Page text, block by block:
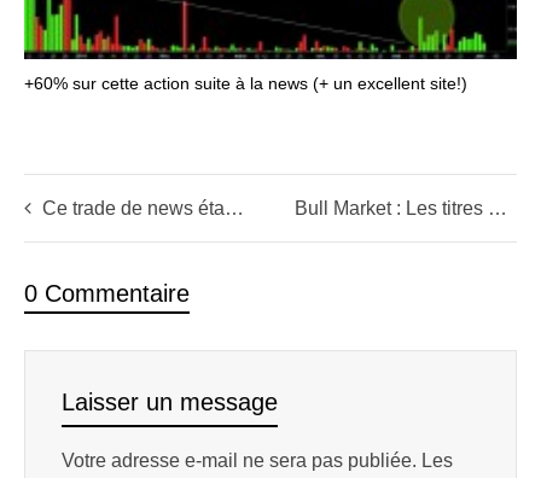
+60% sur cette action suite à la news (+ un excellent site!)
Ce trade de news était un cas d’école… et maintenant ? Bull Market : Les titres à saisir – Emission 21
0 Commentaire
Laisser un message
Votre adresse e-mail ne sera pas publiée. Les